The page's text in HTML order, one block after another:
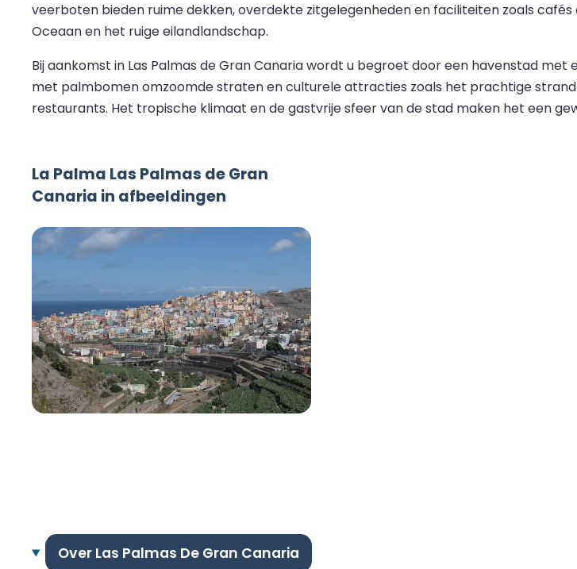
veerboten bieden ruime dekken, overdekte zitgelegenheden en faciliteiten zoals
Oceaan en het ruige eilandlandschap.
Bij aankomst in Las Palmas de Gran Canaria wordt u begroet door een havenstad
met palmbomen omzoomde straten en culturele attracties zoals het prachtige strand
restaurants. Het tropische klimaat en de gastvrije sfeer van de stad maken het een
La Palma Las Palmas de Gran
Canaria in afbeeldingen
Over Las Palmas De Gran Canaria